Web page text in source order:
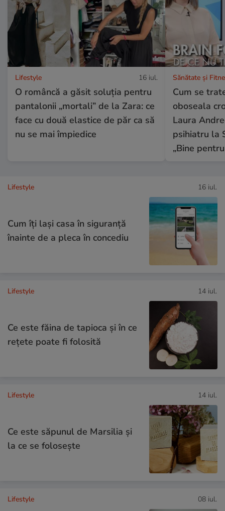
Lifestyle 16 iul.
O româncă a găsit soluția pentru
pantalonii „mortali” de la Zara: ce
face cu două elastice de păr ca să
nu se mai împiedice
Sănătate și
Cum se
oboseala
Laura
psihiatru la
„Bine
Lifestyle 16 iul.
Cum îţi laşi casa în siguranţă
înainte de a pleca în concediu
Lifestyle 14 iul.
Ce este făina de tapioca și în ce
rețete poate fi folosită
Lifestyle 14 iul.
Ce este săpunul de Marsilia și
la ce se folosește
Lifestyle 08 iul.